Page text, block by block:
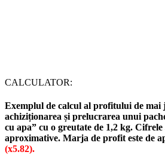
CALCULATOR:
Exemplul de calcul al profitului de mai
achiziționarea și prelucrarea unui
cu apa” cu o greutate de 1,2 kg.
aproximative. Marja de profit este de
(x5.82).